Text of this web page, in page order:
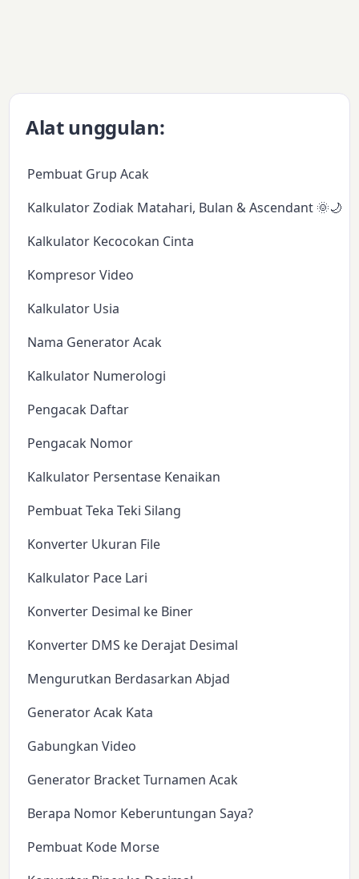
Alat unggulan:
Pembuat Grup Acak
Kalkulator Zodiak Matahari, Bulan & Ascendant 🌞🌙✨
Kalkulator Kecocokan Cinta
Kompresor Video
Kalkulator Usia
Nama Generator Acak
Kalkulator Numerologi
Pengacak Daftar
Pengacak Nomor
Kalkulator Persentase Kenaikan
Pembuat Teka Teki Silang
Konverter Ukuran File
Kalkulator Pace Lari
Konverter Desimal ke Biner
Konverter DMS ke Derajat Desimal
Mengurutkan Berdasarkan Abjad
Generator Acak Kata
Gabungkan Video
Generator Bracket Turnamen Acak
Berapa Nomor Keberuntungan Saya?
Pembuat Kode Morse